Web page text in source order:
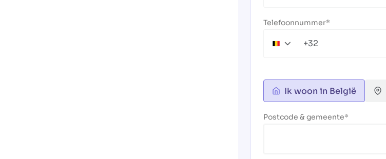
Telefoonnummer
Belgium+32
Ik woon in België
Postcode & gemeente